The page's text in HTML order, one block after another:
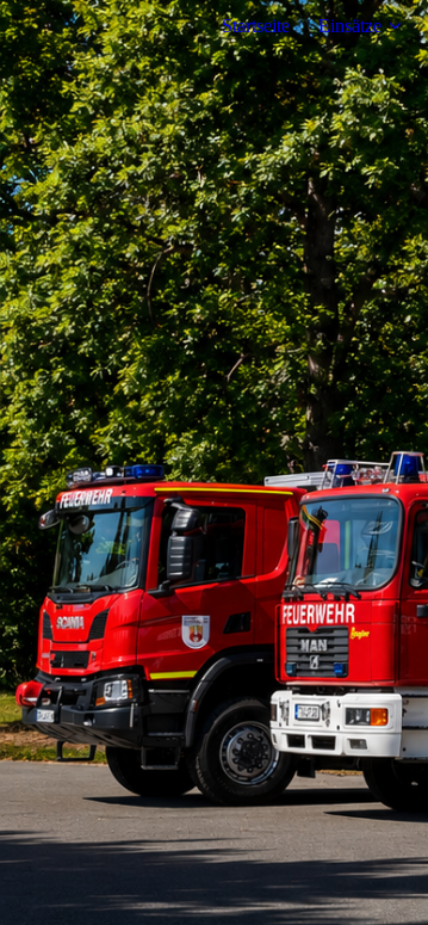
Startseite Einsätze